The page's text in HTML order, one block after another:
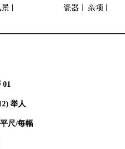
景
瓷器
杂项
01
举人
尺/每幅